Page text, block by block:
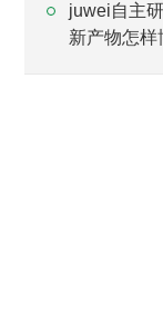
juwei自主
新产物怎样